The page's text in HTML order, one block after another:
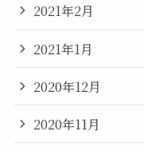
2021年2月
2021年1月
2020年12月
2020年11月